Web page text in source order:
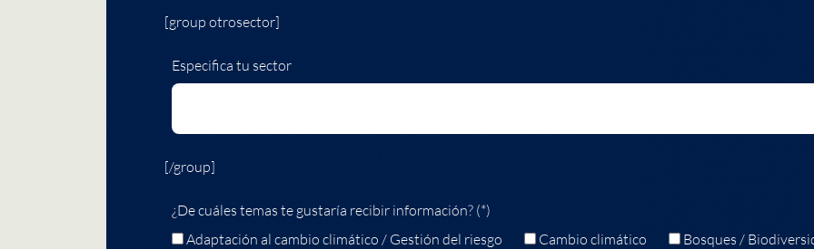
[group otrosector]
Especifica tu sector
[/group]
¿De cuáles temas te gustaría recibir información? (*)
Adaptación al cambio climático / Gestión del riesgo
Cambio climático
Bosques /